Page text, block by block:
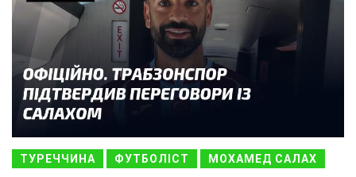
ТУРЕЧЧИНА ФУТБОЛІСТ МОХАМЕД САЛАХ